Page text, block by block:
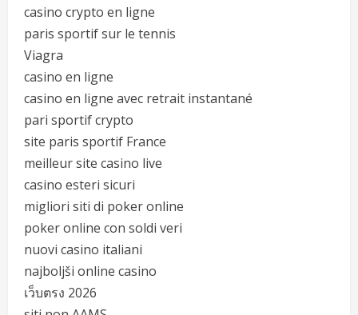
casino crypto en ligne
paris sportif sur le tennis
Viagra
casino en ligne
casino en ligne avec retrait instantané
pari sportif crypto
site paris sportif France
meilleur site casino live
casino esteri sicuri
migliori siti di poker online
poker online con soldi veri
nuovi casino italiani
najboljši online casino
เว็บตรง 2026